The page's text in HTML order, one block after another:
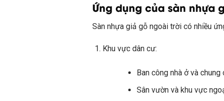
Ứng dụng của sàn nhựa
Sàn nhựa giả gỗ ngoài trời có nhiều
Khu vực dân cư:
Ban công nhà ở và chung
Sân vườn và khu vực